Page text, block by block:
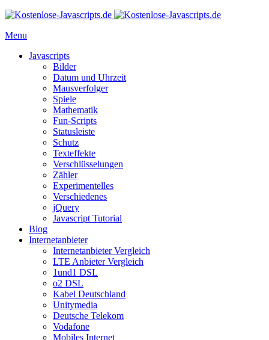
Menu
Javascripts
Bilder
Datum und Uhrzeit
Mausverfolger
Spiele
Mathematik
Fun-Scripts
Statusleiste
Schutz
Texteffekte
Verschlüsselungen
Zähler
Experimentelles
Verschiedenes
jQuery
Javascript Tutorial
Blog
Internetanbieter
Internetanbieter Vergleich
LTE Anbieter Vergleich
1und1 DSL
o2 DSL
Kabel Deutschland
Unitymedia
Deutsche Telekom
Vodafone
Mobiles Internet